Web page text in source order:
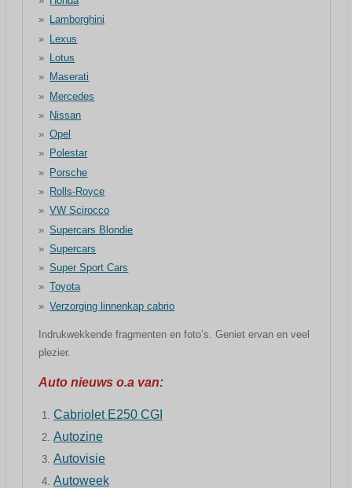
Lamborghini
Lexus
Lotus
Maserati
Mercedes
Nissan
Opel
Polestar
Porsche
Rolls-Royce
VW Scirocco
Supercars Blondie
Supercars
Super Sport Cars
Toyota
Verzorging linnenkap cabrio
Indrukwekkende fragmenten en foto’s. Geniet ervan en veel
plezier.
Auto nieuws o.a van:
Cabriolet E250 CGI
Autozine
Autovisie
Autoweek